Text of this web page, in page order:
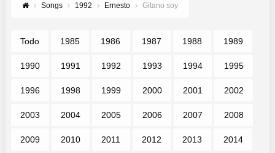
Songs 1992 Ernesto Gitano soy
Todo 1985 1986 1987 1988 1989
1990 1991 1992 1993 1994 1995
1996 1998 1999 2000 2001 2002
2003 2004 2005 2006 2007 2008
2009 2010 2011 2012 2013 2014